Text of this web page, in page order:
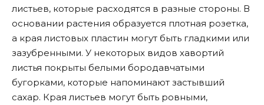
листьев, которые расходятся в разные стороны. В
основании растения образуется плотная розетка,
а края листовых пластин могут быть гладкими или
зазубренными. У некоторых видов хавортий
листья покрыты белыми бородавчатыми
бугорками, которые напоминают застывший
сахар. Края листьев могут быть ровными,